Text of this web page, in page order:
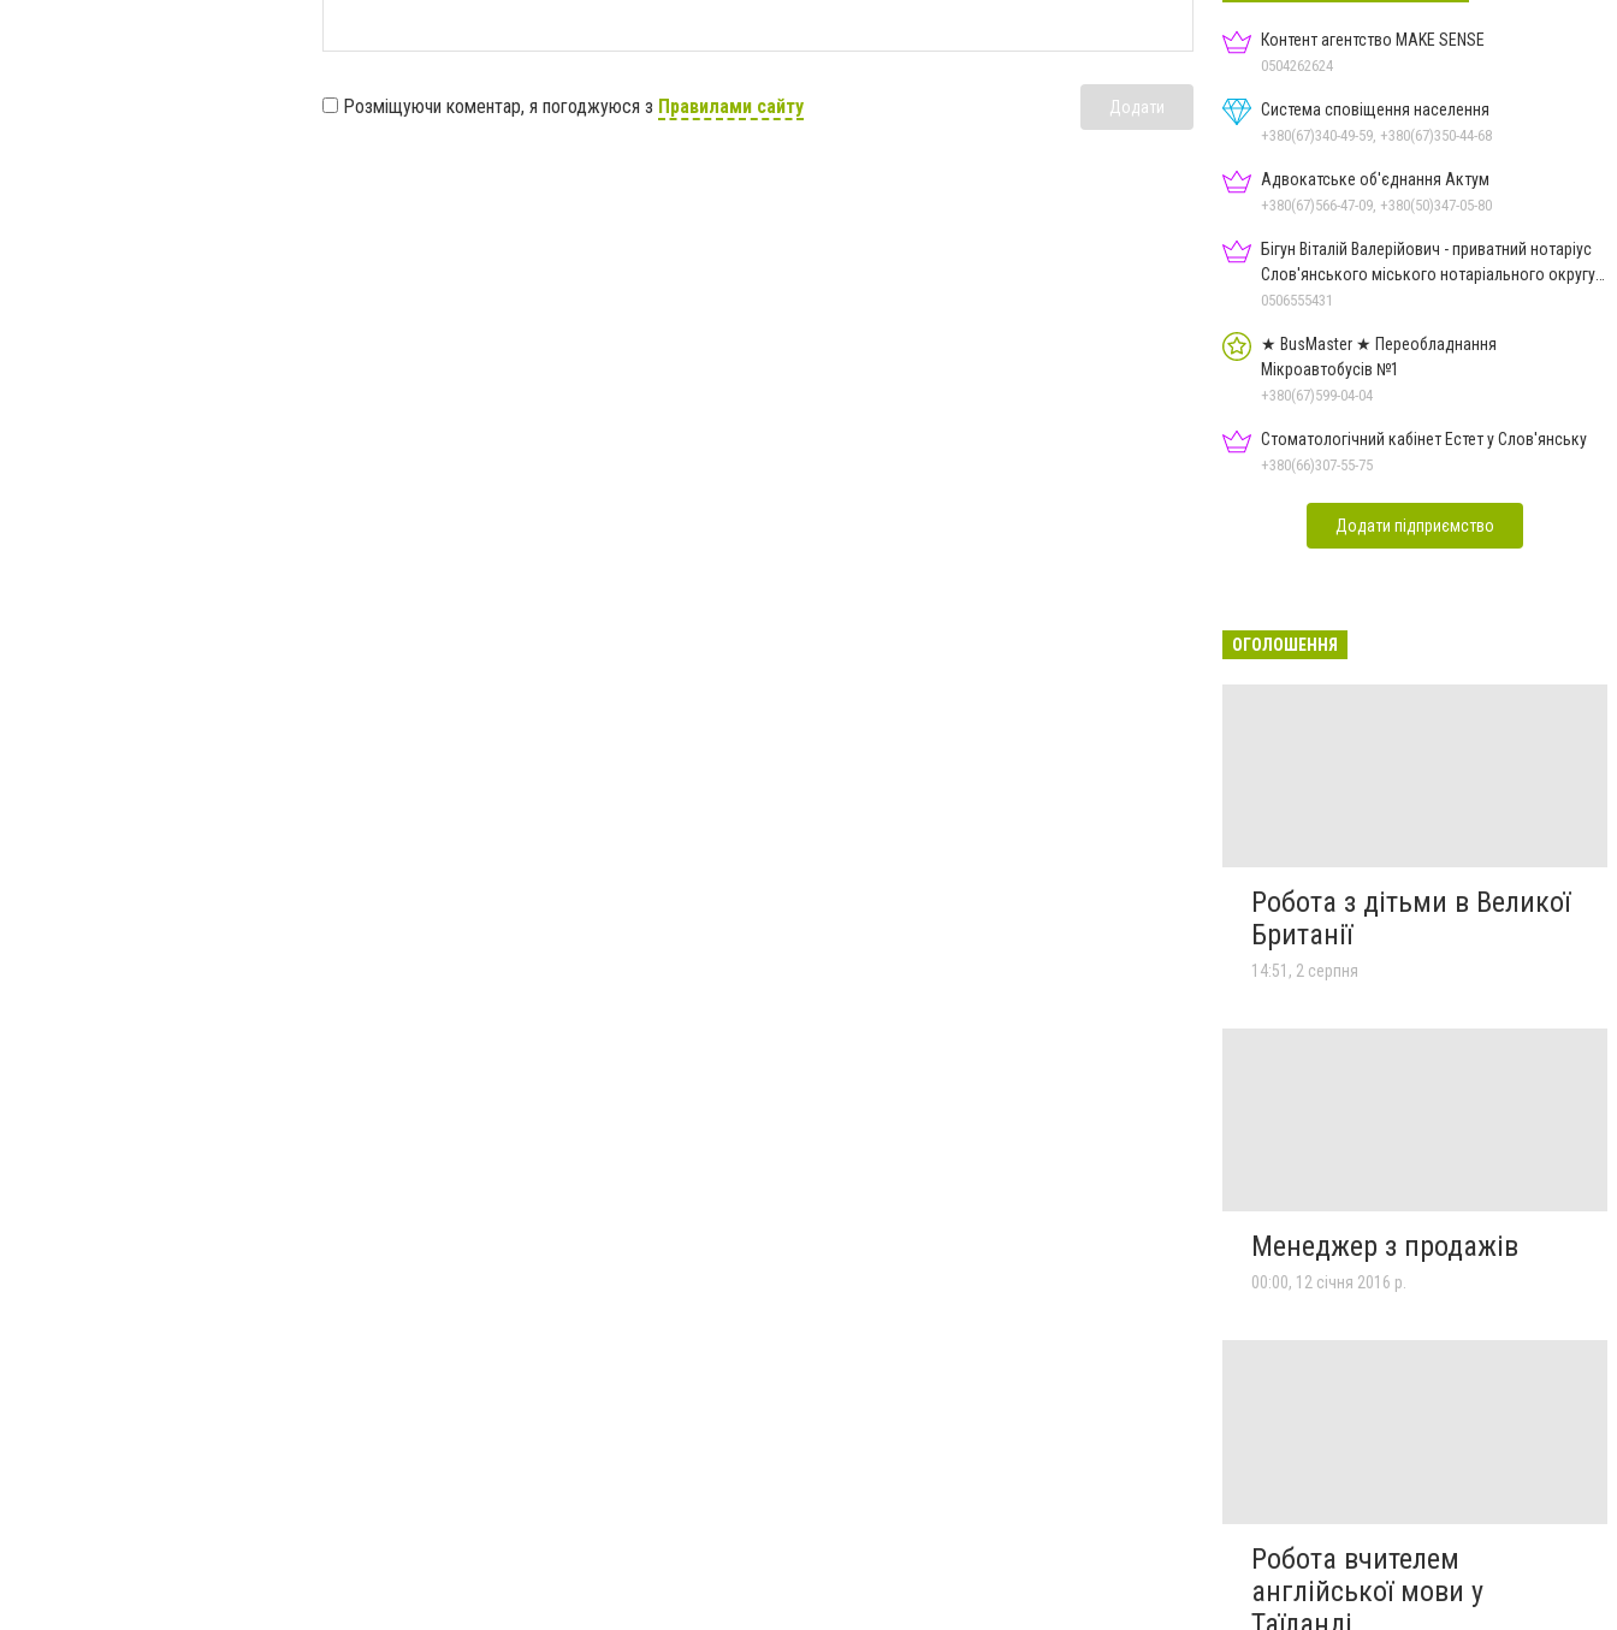
Розміщуючи коментар, я погоджуюся з Правилами сайту Додати
Контент агентство MAKE SENSE
0504262624
Система сповіщення населення
+380(67)340-49-59, +380(67)350-44-68
Адвокатське об'єднання Актум
+380(67)566-47-09, +380(50)347-05-80
Бігун Віталій Валерійович - приватний нотаріус
Слов'янського міського нотаріального округу
Дон.обл.
0506555431
★ BusMaster ★ Переобладнання
Мікроавтобусів №1
+380(67)599-04-04
Стоматологічний кабінет Естет у Слов'янську
+380(66)307-55-75
Додати підприємство
ОГОЛОШЕННЯ
Робота з дітьми в Великої
Британії
14:51, 2 серпня
Менеджер з продажів
00:00, 12 січня 2016 р.
Робота вчителем
англійської мови у